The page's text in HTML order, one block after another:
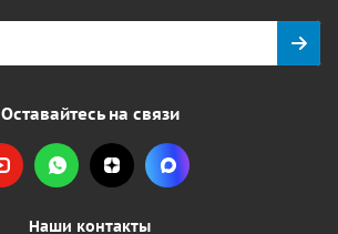
Оставайтесь на связи
Наши контакты